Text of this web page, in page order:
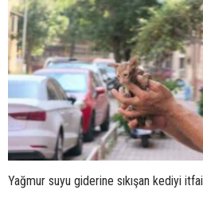
Yağmur suyu giderine sıkışan kediyi